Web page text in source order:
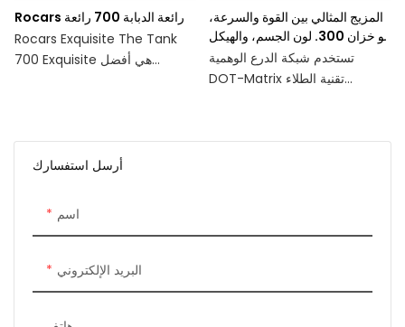
أرسل استفسارك
اسم
البريد الإلكتروني
Rocars رائعة الدبابة 700 رائعة
Rocars Exquisite The Tank
700 Exquisite هي أفضل
لأولئك الذين يرغبون في تجربة
القيادة المطلقة
المزيج المثالي بين القوة والسرعة،
هو خزان 300. لون الجسم، والهيكل
الخارجي، والوظيفة المصقولة
تجعلك فريدًا
تستخدم شبكة الدرع الوهمية
DOT-Matrix تقنية الطلاء
مع ممتص الصدمات على شكل
"تأثير الانتفاخ".